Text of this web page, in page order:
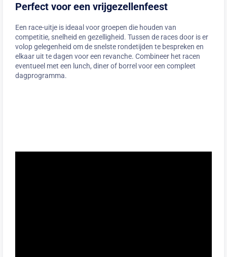
Perfect voor een vrijgezellenfeest
Een race-uitje is ideaal voor groepen die houden van
competitie, snelheid en gezelligheid. Tussen de races door is er
volop gelegenheid om de snelste rondetijden te bespreken en
elkaar uit te dagen voor een revanche. Combineer het racen
eventueel met een lunch, diner of borrel voor een compleet
dagprogramma.